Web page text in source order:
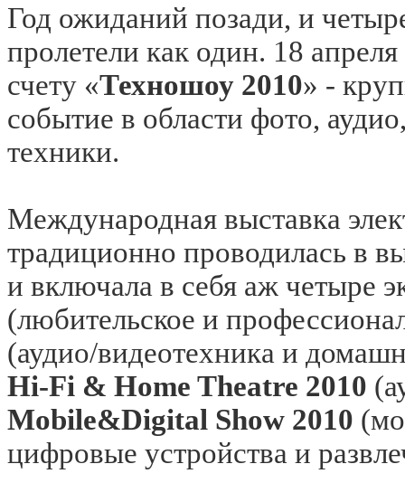
Год ожиданий позади, и
пролетели как один. 18
счету «Техношоу 2010» -
событие в области фото,
техники.
Международная выставка
традиционно проводилась в
и включала в себя аж четыре
(любительское и
(аудио/видеотехника и
Hi-Fi & Home Theatre 2010
Mobile&Digital Show 2010
цифровые устройства и